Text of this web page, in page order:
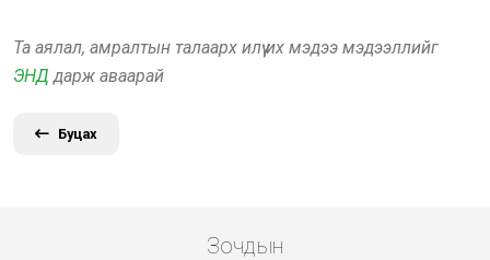
Та аялал, амралтын талаарх илүү их мэдээ мэдээллийг
ЭНД дарж аваарай
Буцах
Зочдын